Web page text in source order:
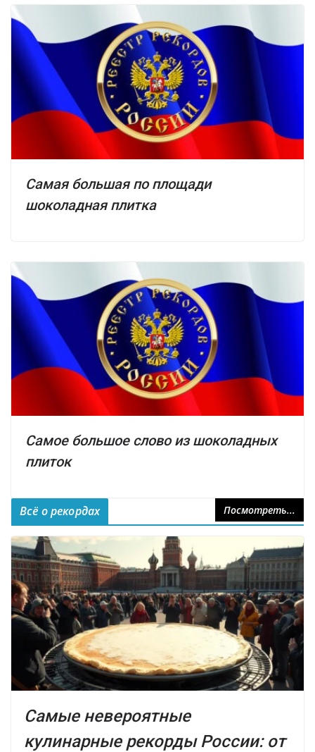
Самая большая по площади
шоколадная плитка
Самое большое слово из шоколадных
плиток
Всё о рекордах Посмотреть...
Самые невероятные
кулинарные рекорды России: от